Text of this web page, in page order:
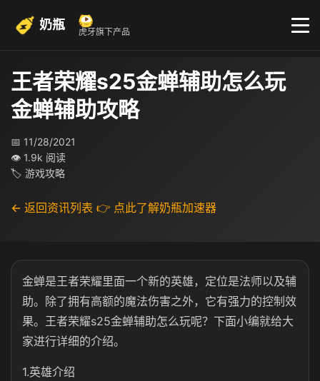
奶瓶 虎牙旗下产品
王者荣耀s25金蝉辅助怎么玩
金蝉辅助攻略
📅 11/28/2021
👁 1.9k 阅读
🏷 游戏攻略
← 返回资讯列表 👉 点此了解奶瓶加速器
金蝉是王者荣耀里面一个新的英雄，定位是法师以及辅
助。除了拥有高额的魔法伤害之外，它有强力的控制效
果。王者荣耀s25金蝉辅助怎么玩呢？下面小编就给大
家进行详细的介绍。
1.英雄介绍